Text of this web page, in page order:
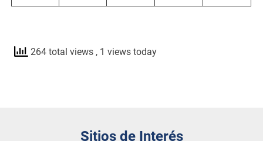
264 total views , 1 views today
Sitios de Interés